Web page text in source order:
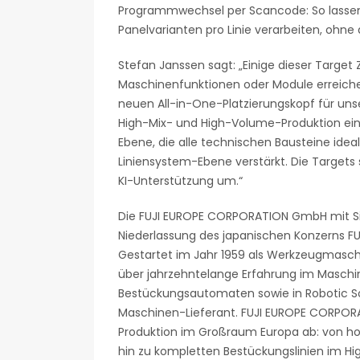
Programmwechsel per Scancode: So
Panelvarianten pro Linie verarbeiten, ohne
Stefan Janssen sagt: „Einige dieser
Maschinenfunktionen oder Module
neuen All-in-One-Platzierungskopf für
High-Mix- und High-Volume-Produktion
Ebene, die alle technischen Bausteine
Liniensystem-Ebene verstärkt. Die
KI-Unterstützung um.“
Die FUJI EUROPE CORPORATION GmbH
Niederlassung des japanischen Konzerns
Gestartet im Jahr 1959 als
über jahrzehntelange Erfahrung im
Bestückungsautomaten sowie in Robotic
Maschinen-Lieferant. FUJI EUROPE
Produktion im Großraum Europa ab: von
hin zu kompletten Bestückungslinien im